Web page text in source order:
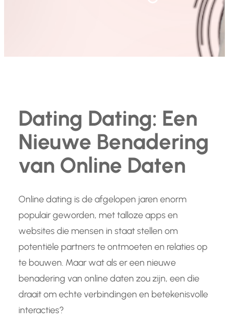
Dating Dating: Een
Nieuwe Benadering
van Online Daten
Online dating is de afgelopen jaren enorm
populair geworden, met talloze apps en
websites die mensen in staat stellen om
potentiële partners te ontmoeten en relaties op
te bouwen. Maar wat als er een nieuwe
benadering van online daten zou zijn, een die
draait om echte verbindingen en betekenisvolle
interacties?